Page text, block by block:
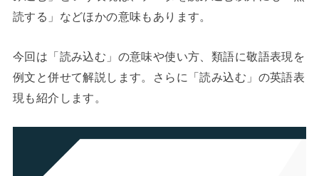
読する」などほかの意味もあります。
今回は「読み込む」の意味や使い方、類語に敬語表現を
例文と併せて解説します。さらに「読み込む」の英語表
現も紹介します。